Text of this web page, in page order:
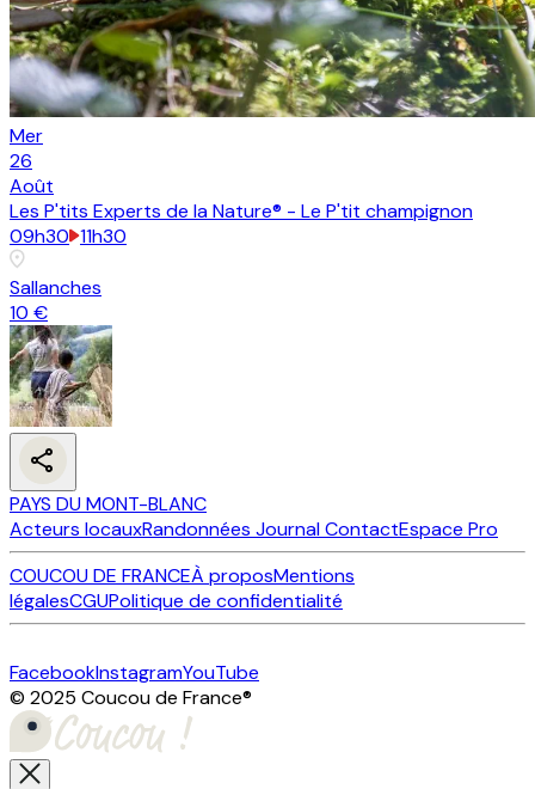
Mer
26
Août
Les P'tits Experts de la Nature® - Le P'tit champignon
09h30 11h30
Sallanches
10 €
PAYS DU MONT-BLANC
Acteurs locauxRandonnées JournalContactEspace Pro
COUCOU DE FRANCEÀ proposMentions
légalesCGUPolitique de confidentialité
FacebookInstagramYouTube
© 2025 Coucou de France®